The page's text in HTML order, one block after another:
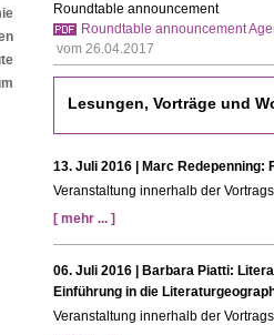
Roundtable announcement
Roundtable announcement
vom 26.04.2017
Lesungen, Vorträge und
13. Juli 2016 | Marc Redepenning:
Veranstaltung innerhalb der
[ mehr ... ]
06. Juli 2016 | Barbara Piatti:
Einführung in die
Veranstaltung innerhalb der